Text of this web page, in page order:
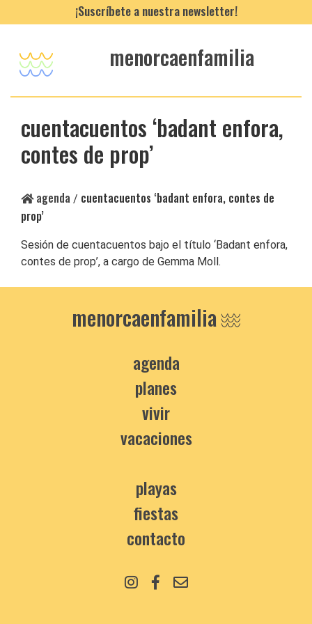
¡Suscríbete a nuestra newsletter!
menorcaenfamilia
cuentacuentos ‘badant enfora,
contes de prop’
agenda / cuentacuentos ‘badant enfora, contes de
prop’
Sesión de cuentacuentos bajo el título ‘Badant enfora,
contes de prop’, a cargo de Gemma Moll.
menorcaenfamilia
agenda
planes
vivir
vacaciones
playas
fiestas
contacto